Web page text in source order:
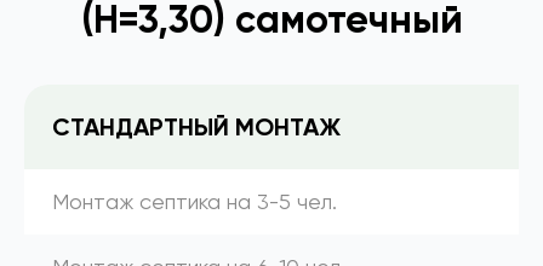
(Н=3,30) самотечный
СТАНДАРТНЫЙ МОНТАЖ
Монтаж септика на 3-5 чел.